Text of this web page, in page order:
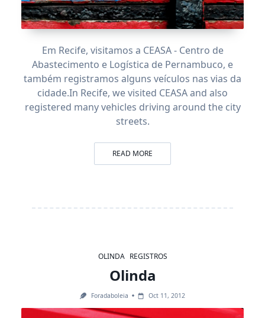
Em Recife, visitamos a CEASA - Centro de
Abastecimento e Logística de Pernambuco, e
também registramos alguns veículos nas vias da
cidade.In Recife, we visited CEASA and also
registered many vehicles driving around the city
streets.
READ MORE
OLINDA REGISTROS
Olinda
Foradaboleia Oct 11, 2012